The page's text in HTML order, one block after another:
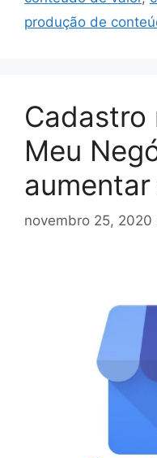
produção de
Cadastro
Meu
novembro 25, 2020